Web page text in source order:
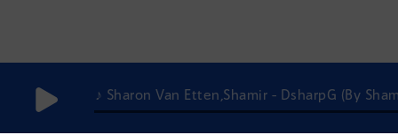
♪ Sharon Van Etten,Shamir - DsharpG (By